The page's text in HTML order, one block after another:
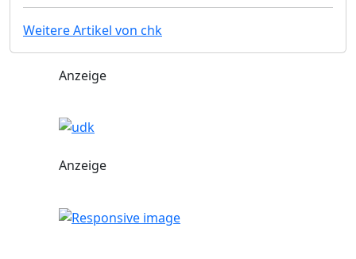
Weitere Artikel von chk
Anzeige
Anzeige